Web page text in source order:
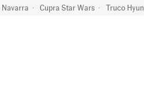
Navarra Cupra Star Wars Truco